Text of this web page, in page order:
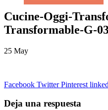
Cucine-Oggi-
Transformable-G-
25 May
Facebook Twitter Pinterest
Deja una respuesta